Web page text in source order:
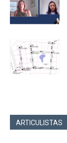
ARTICULISTAS